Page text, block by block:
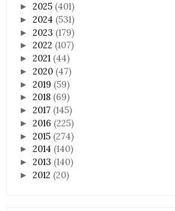
►2025 (401)
►2024 (531)
►2023 (179)
►2022 (107)
►2021 (44)
►2020 (47)
►2019 (59)
►2018 (69)
►2017 (145)
►2016 (225)
►2015 (274)
►2014 (140)
►2013 (140)
►2012 (20)